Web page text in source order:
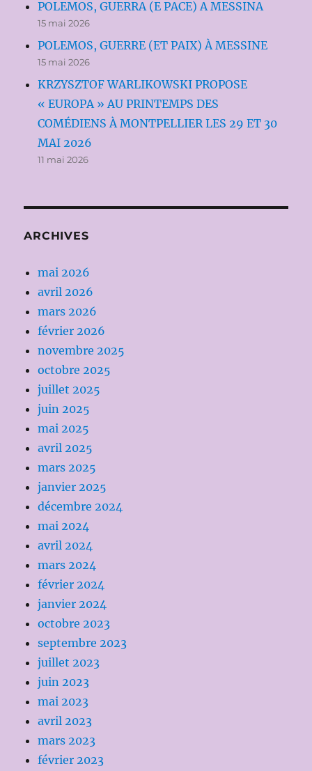
POLEMOS, GUERRA (E PACE) A MESSINA
15 mai 2026
POLEMOS, GUERRE (ET PAIX) À MESSINE
15 mai 2026
KRZYSZTOF WARLIKOWSKI PROPOSE
« EUROPA » AU PRINTEMPS DES
COMÉDIENS À MONTPELLIER LES 29 ET 30
MAI 2026
11 mai 2026
ARCHIVES
mai 2026
avril 2026
mars 2026
février 2026
novembre 2025
octobre 2025
juillet 2025
juin 2025
mai 2025
avril 2025
mars 2025
janvier 2025
décembre 2024
mai 2024
avril 2024
mars 2024
février 2024
janvier 2024
octobre 2023
septembre 2023
juillet 2023
juin 2023
mai 2023
avril 2023
mars 2023
février 2023